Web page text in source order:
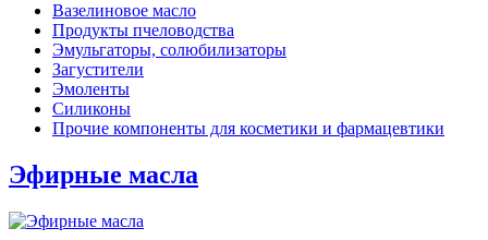
Вазелиновое масло
Продукты пчеловодства
Эмульгаторы, солюбилизаторы
Загустители
Эмоленты
Силиконы
Прочие компоненты для косметики и фармацевтики
Эфирные масла